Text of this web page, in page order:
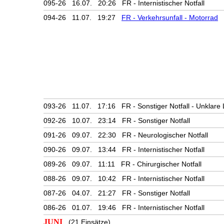
095-26 16.07. 20:26 FR - Internistischer Notfall
094-26 11.07. 19:27 FR - Verkehrsunfall - Motorrad
093-26 11.07. 17:16 FR - Sonstiger Notfall - Unklare
092-26 10.07. 23:14 FR - Sonstiger Notfall
091-26 09.07. 22:30 FR - Neurologischer Notfall
090-26 09.07. 13:44 FR - Internistischer Notfall
089-26 09.07. 11:11 FR - Chirurgischer Notfall
088-26 09.07. 10:42 FR - Internistischer Notfall
087-26 04.07. 21:27 FR - Sonstiger Notfall
086-26 01.07. 19:46 FR - Internistischer Notfall
JUNI (21 Einsätze)